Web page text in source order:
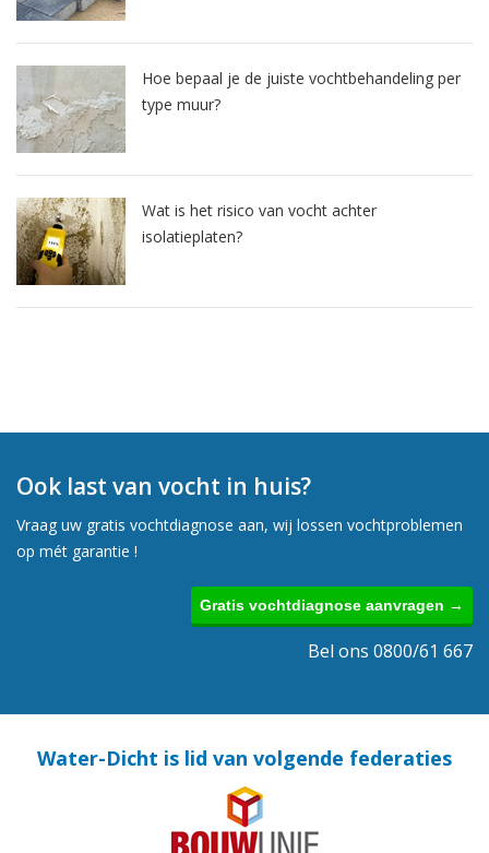
Hoe bepaal je de juiste vochtbehandeling per
type muur?
Wat is het risico van vocht achter
isolatieplaten?
Ook last van vocht in huis?
Vraag uw gratis vochtdiagnose aan, wij lossen vochtproblemen
op mét garantie !
Gratis vochtdiagnose aanvragen →
Bel ons 0800/61 667
Water-Dicht is lid van volgende federaties